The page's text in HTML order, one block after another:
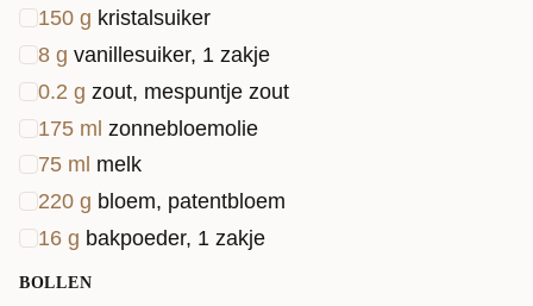
150 g kristalsuiker
8 g vanillesuiker, 1 zakje
0.2 g zout, mespuntje zout
175 ml zonnebloemolie
75 ml melk
220 g bloem, patentbloem
16 g bakpoeder, 1 zakje
BOLLEN